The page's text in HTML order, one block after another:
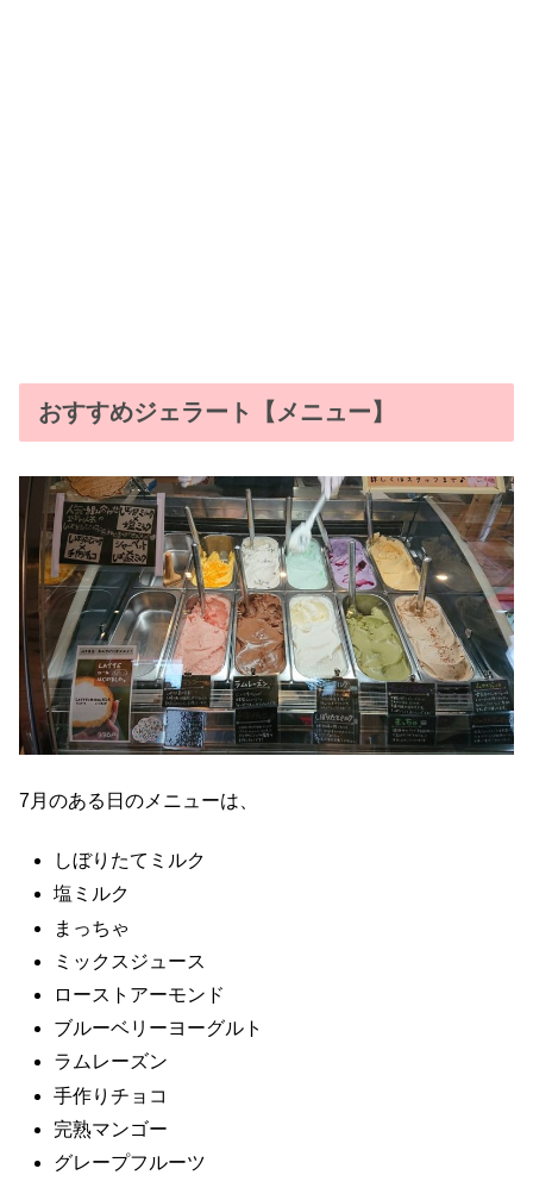
おすすめジェラート【メニュー】
7月のある日のメニューは、
しぼりたてミルク
塩ミルク
まっちゃ
ミックスジュース
ローストアーモンド
ブルーベリーヨーグルト
ラムレーズン
手作りチョコ
完熟マンゴー
グレープフルーツ